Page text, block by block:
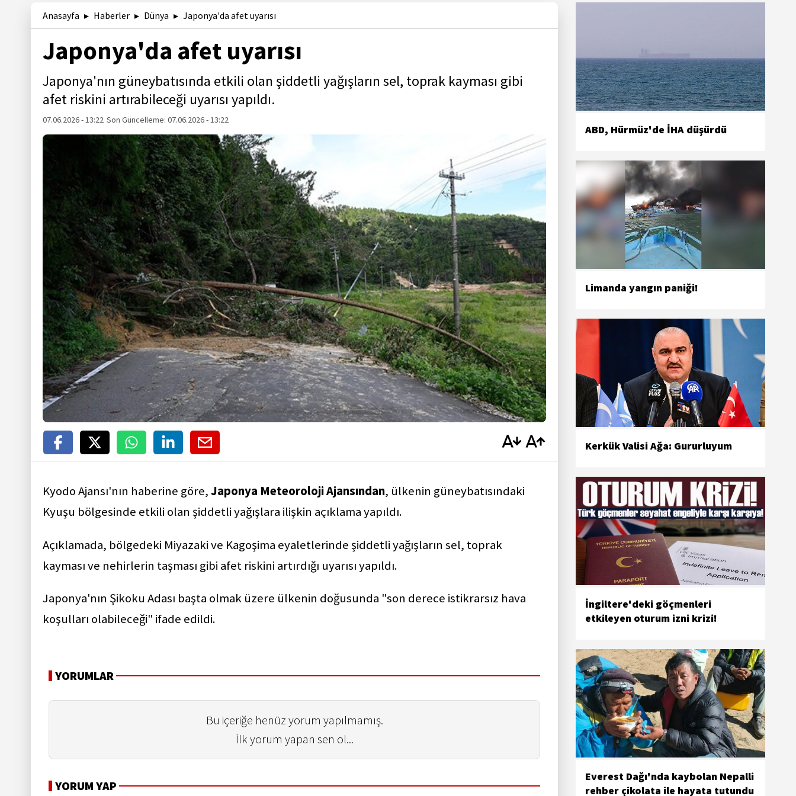
Anasayfa Haberler Dünya Japonya'da afet uyarısı
Japonya'da afet uyarısı
Japonya'nın güneybatısında etkili olan şiddetli yağışların sel, toprak kayması gibi
afet riskini artırabileceği uyarısı yapıldı.
07.06.2026 - 13:22 Son Güncelleme:07.06.2026 - 13:22
Kyodo Ajansı'nın haberine göre,Japonya Meteoroloji Ajansından, ülkenin güneybatısındaki
Kyuşu bölgesinde etkili olan şiddetli yağışlara ilişkin açıklama yapıldı.
Açıklamada, bölgedeki Miyazaki ve Kagoşima eyaletlerinde şiddetli yağışların sel, toprak
kayması ve nehirlerin taşması gibi afet riskini artırdığı uyarısı yapıldı.
Japonya'nın Şikoku Adası başta olmak üzere ülkenin doğusunda "son derece istikrarsız hava
koşulları olabileceği" ifade edildi.
YORUMLAR
Bu içeriğe henüz yorum yapılmamış.
İlk yorum yapan sen ol...
YORUM YAP
ABD, Hürmüz'de İHA düşürdü
Limanda yangın paniği!
Kerkük Valisi Ağa: Gururluyum
İngiltere'deki göçmenleri
etkileyen oturum izni krizi!
Everest Dağı'nda kaybolan Nepalli
rehber çikolata ile hayata tutundu